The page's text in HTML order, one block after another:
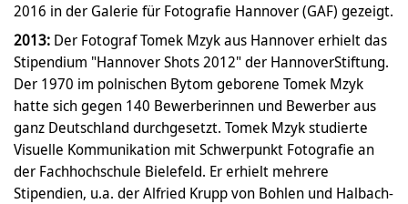
2016 in der Galerie für Fotografie Hannover (GAF) gezeigt.
2013: Der Fotograf Tomek Mzyk aus Hannover erhielt das
Stipendium "Hannover Shots 2012" der HannoverStiftung.
Der 1970 im polnischen Bytom geborene Tomek Mzyk
hatte sich gegen 140 Bewerberinnen und Bewerber aus
ganz Deutschland durchgesetzt. Tomek Mzyk studierte
Visuelle Kommunikation mit Schwerpunkt Fotografie an
der Fachhochschule Bielefeld. Er erhielt mehrere
Stipendien, u.a. der Alfried Krupp von Bohlen und Halbach-